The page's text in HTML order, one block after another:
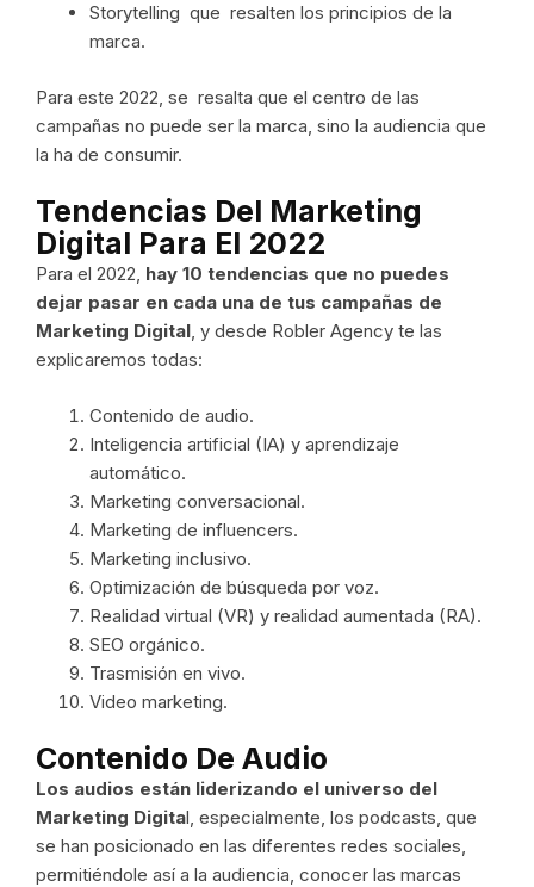
Storytelling que resalten los principios de la
marca.
Para este 2022, se resalta que el centro de las
campañas no puede ser la marca, sino la audiencia que
la ha de consumir.
Tendencias Del Marketing
Digital Para El 2022
Para el 2022, hay 10 tendencias que no puedes
dejar pasar en cada una de tus campañas de
Marketing Digital, y desde Robler Agency te las
explicaremos todas:
Contenido de audio.
Inteligencia artificial (IA) y aprendizaje
automático.
Marketing conversacional.
Marketing de influencers.
Marketing inclusivo.
Optimización de búsqueda por voz.
Realidad virtual (VR) y realidad aumentada (RA).
SEO orgánico.
Trasmisión en vivo.
Video marketing.
Contenido De Audio
Los audios están liderizando el universo del
Marketing Digital, especialmente, los podcasts, que
se han posicionado en las diferentes redes sociales,
permitiéndole así a la audiencia, conocer las marcas